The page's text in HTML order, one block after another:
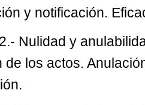
y notificación.
Nulidad y
de los actos.